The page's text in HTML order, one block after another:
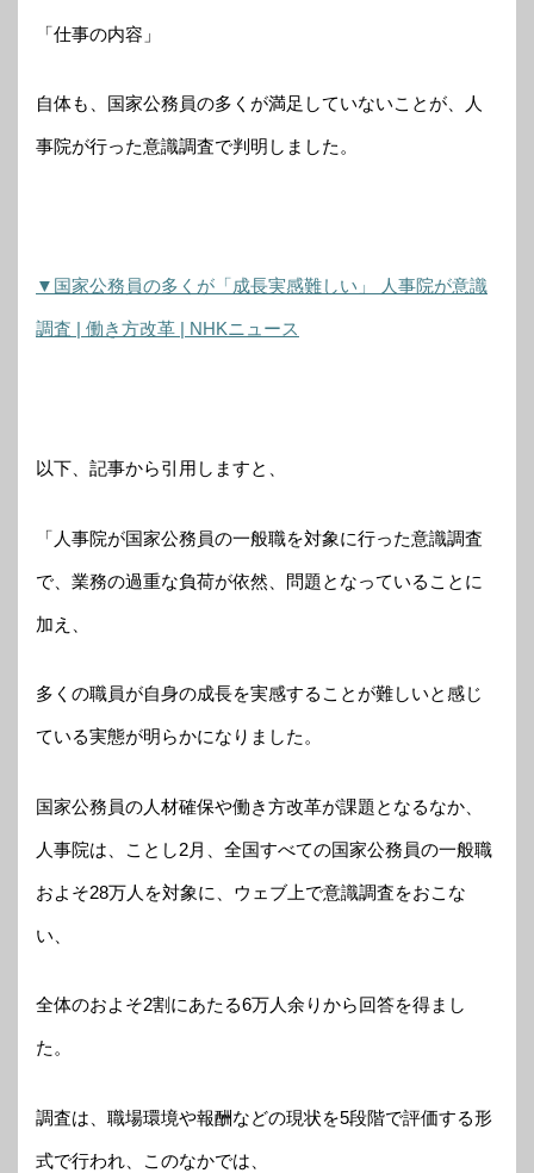
「仕事の内容」
自体も、国家公務員の多くが満足していないことが、人
事院が行った意識調査で判明しました。
▼国家公務員の多くが「成長実感難しい」 人事院が意識
調査 | 働き方改革 | NHKニュース
以下、記事から引用しますと、
「人事院が国家公務員の一般職を対象に行った意識調査
で、業務の過重な負荷が依然、問題となっていることに
加え、
多くの職員が自身の成長を実感することが難しいと感じ
ている実態が明らかになりました。
国家公務員の人材確保や働き方改革が課題となるなか、
人事院は、ことし2月、全国すべての国家公務員の一般職
およそ28万人を対象に、ウェブ上で意識調査をおこな
い、
全体のおよそ2割にあたる6万人余りから回答を得まし
た。
調査は、職場環境や報酬などの現状を5段階で評価する形
式で行われ、このなかでは、